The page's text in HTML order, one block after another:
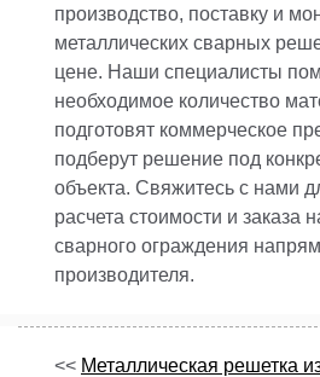
производство, поставку и
металлических сварных
цене. Наши специалисты
необходимое количество
подготовят коммерческое
подберут решение под
объекта. Свяжитесь с нами
расчета стоимости и заказа
сварного ограждения
производителя.
<< Металлическая решетка